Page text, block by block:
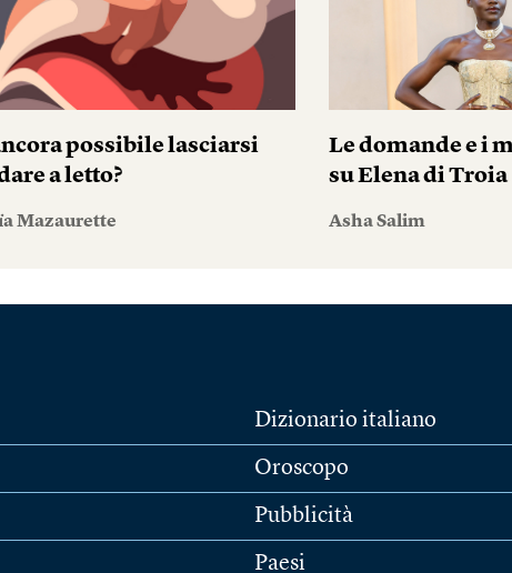
possibile lasciarsi
a letto?
Mazaurette
Le domande e i
su Elena di Troia
Asha Salim
Dizionario italiano
Oroscopo
Pubblicità
Paesi